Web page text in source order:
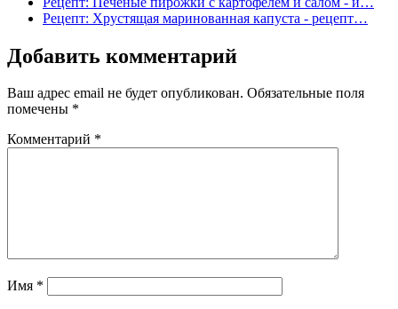
Рецепт: Хрустящая маринованная капуста - рецепт…
Добавить комментарий
Ваш адрес email не будет опубликован. Обязательные поля
помечены *
Комментарий *
Имя *